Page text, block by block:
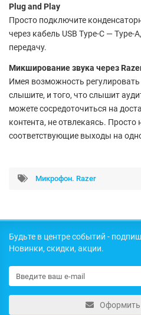
Plug and Play
Просто подключите
через кабель USB Type-C —
передачу.
Микширование звука через
Имея возможность
слышите, и того, что слышит
можете сосредоточиться на
контента, не отвлекаясь. Просто
соответствующие выходы на
Микрофон. Razer
Будьте в центре событий -
Новинки, скидки, акции.
Оформить